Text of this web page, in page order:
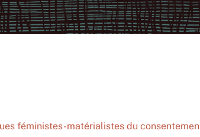
féministes-matérialistes du